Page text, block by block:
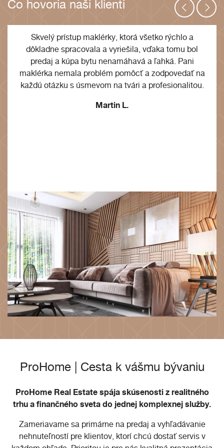
Čo hovoria naši klienti
Skvelý prístup maklérky, ktorá všetko rýchlo a
dôkladne spracovala a vyriešila, vďaka tomu bol
predaj a kúpa bytu nenamáhavá a ľahká. Pani
maklérka nemala problém pomôcť a zodpovedať na
každú otázku s úsmevom na tvári a profesionalitou.
Martin L.
ProHome | Cesta k vášmu bývaniu
ProHome Real Estate spája skúsenosti z realitného
trhu a finančného sveta do jednej komplexnej služby.
Zameriavame sa primárne na predaj a vyhľadávanie
nehnuteľností pre klientov, ktorí chcú dostať servis v